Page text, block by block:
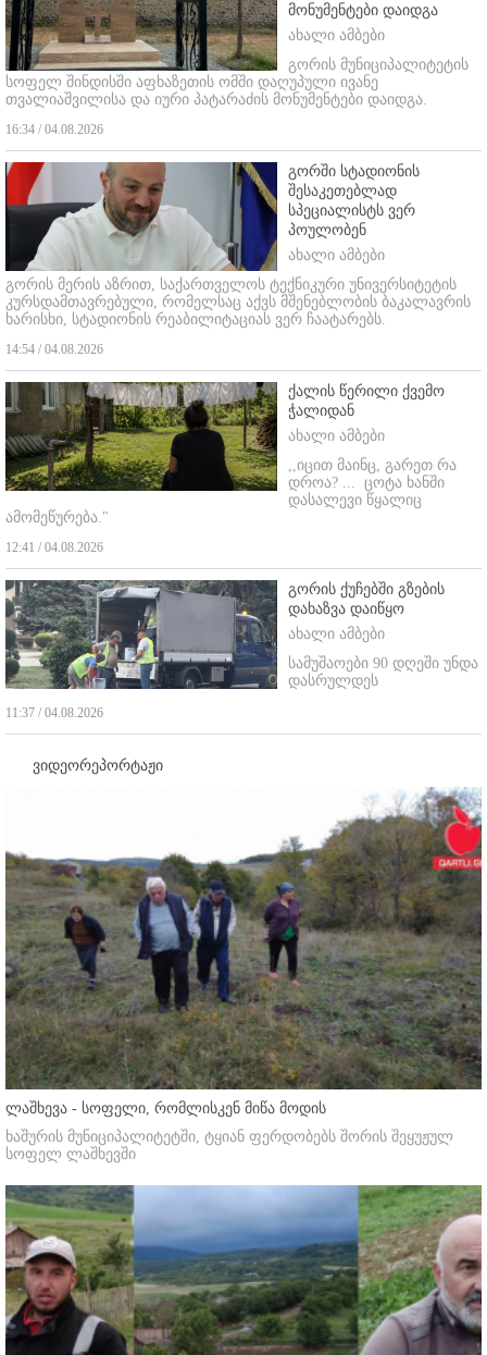
მონუმენტები დაიდგა
ახალი ამბები
გორის მუნიციპალიტეტის
სოფელ შინდისში აფხაზეთის ომში დაღუპული ივანე
თვალიაშვილისა და იური პატარაძის მონუმენტები დაიდგა.
16:34 / 04.08.2026
გორში სტადიონის
შესაკეთებლად
სპეციალისტს ვერ
პოულობენ
ახალი ამბები
გორის მერის აზრით, საქართველოს ტექნიკური უნივერსიტეტის
კურსდამთავრებული, რომელსაც აქვს მშენებლობის ბაკალავრის
ხარისხი, სტადიონის რეაბილიტაციას ვერ ჩაატარებს.
14:54 / 04.08.2026
ქალის წერილი ქვემო
ჭალიდან
ახალი ამბები
,,იცით მაინც, გარეთ რა
დროა? ... ცოტა ხანში
დასალევი წყალიც
ამომეწურება."
12:41 / 04.08.2026
გორის ქუჩებში გზების
დახაზვა დაიწყო
ახალი ამბები
სამუშაოები 90 დღეში უნდა
დასრულდეს
11:37 / 04.08.2026
ვიდეორეპორტაჟი
ლაშხევა - სოფელი, რომლისკენ მიწა მოდის
ხაშურის მუნიციპალიტეტში, ტყიან ფერდობებს შორის შეყუჟულ
სოფელ ლაშხევში